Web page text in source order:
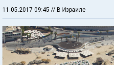
11.05.2017 09:45 // В Израиле